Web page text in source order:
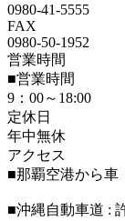
0980-41-5555
FAX
0980-50-1952
営業時間
■営業時間
9：00～18:00
定休日
年中無休
アクセス
■那覇空港から車
■沖縄自動車道 :